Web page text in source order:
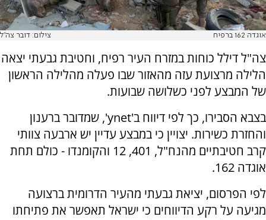
אוגדה 162 ברפיח צילום: דובר צה"ל
צה"ל דילל כוחות במזרח העיר רפיח, וחטיבת גבעתי יצאה
הלילה מרצועת עזה מהאזור שבו פעלה מהלילה הראשון
של המבצע לפני כשלושה שבועות.
בצבא הסבירו, כך לפי דיווח ב'ynet', שמדובר ברענון
והחזרת כשירות. יצויין כי במבצע עדיין יש ארבעה צוותי
קרב חטיבתיים מהנח"ל, 401, 12 והקומנדו - כולם תחת
אוגדה 162.
לפי הפרסום, יציאת גבעתי מהעיר הדרומית ברצועה
מגיעה על רקע הדיווחים כי ישראל תאפשר את פתיחתו